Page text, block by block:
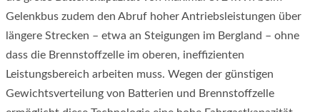
Gelenkbus zudem den Abruf hoher Antriebs­leistungen über
längere Strecken – etwa an Steigungen im Bergland – ohne
dass die Brennstoffzelle im oberen, ineffizienten
Leistungsbereich arbeiten muss. Wegen der günstigen
Gewichtsverteilung von Batterien und Brennstoffzelle